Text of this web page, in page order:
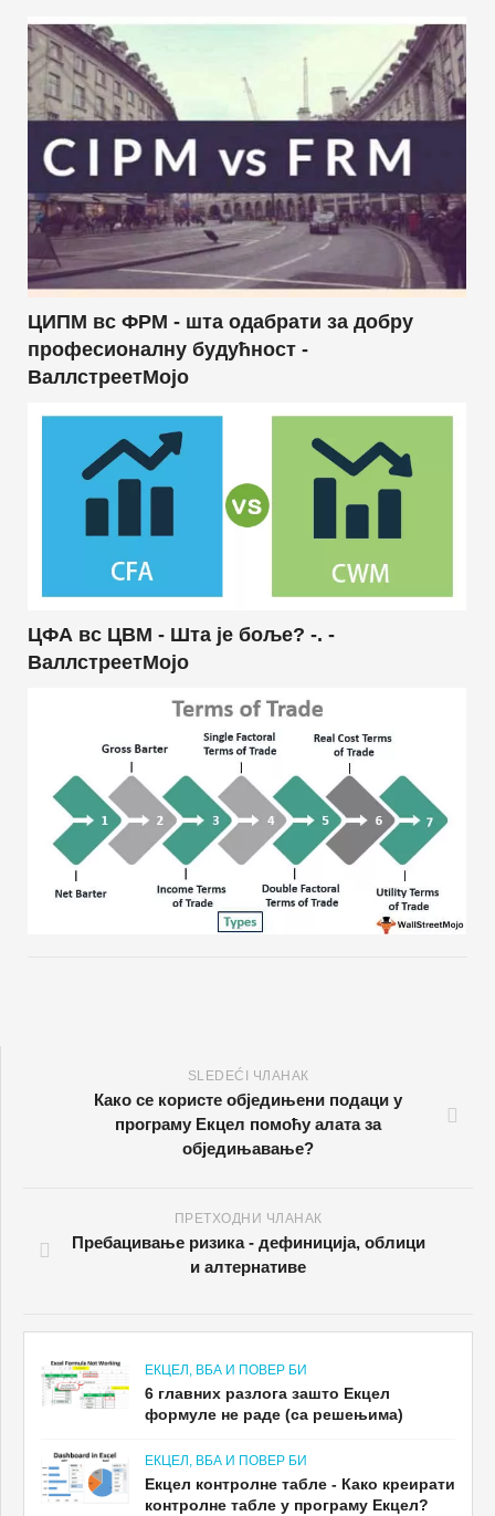
ЦИПМ вс ФРМ - шта одабрати за добру
професионалну будућност -
ВаллстреетМојо
ЦФА вс ЦВМ - Шта је боље? -. -
ВаллстреетМојо
SLEDEĆI ЧЛАНАК
Како се користе обједињени подаци у
програму Екцел помоћу алата за
обједињавање?
ПРЕТХОДНИ ЧЛАНАК
Пребацивање ризика - дефиниција, облици
и алтернативе
ЕКЦЕЛ, ВБА И ПОВЕР БИ
6 главних разлога зашто Екцел
формуле не раде (са решењима)
ЕКЦЕЛ, ВБА И ПОВЕР БИ
Екцел контролне табле - Како креирати
контролне табле у програму Екцел?